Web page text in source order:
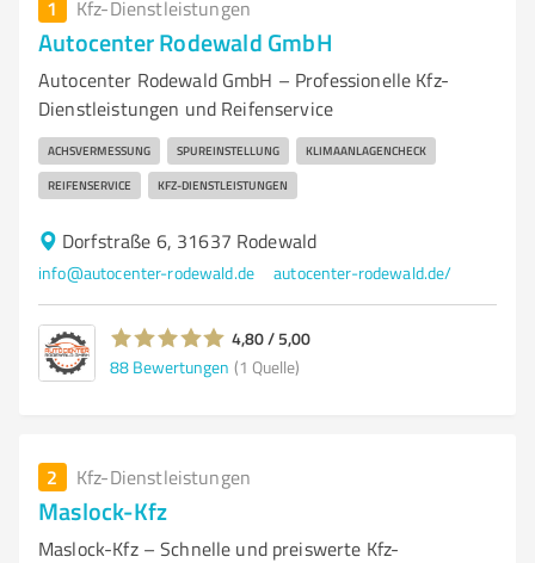
1 Kfz-Dienstleistungen
Autocenter Rodewald GmbH
Autocenter Rodewald GmbH – Professionelle Kfz-
Dienstleistungen und Reifenservice
ACHSVERMESSUNG SPUREINSTELLUNG KLIMAANLAGENCHECK
REIFENSERVICE KFZ-DIENSTLEISTUNGEN
Dorfstraße 6, 31637 Rodewald
info@autocenter-rodewald.de autocenter-rodewald.de/
4,80 / 5,00
88 Bewertungen (1 Quelle)
2 Kfz-Dienstleistungen
Maslock-Kfz
Maslock-Kfz – Schnelle und preiswerte Kfz-